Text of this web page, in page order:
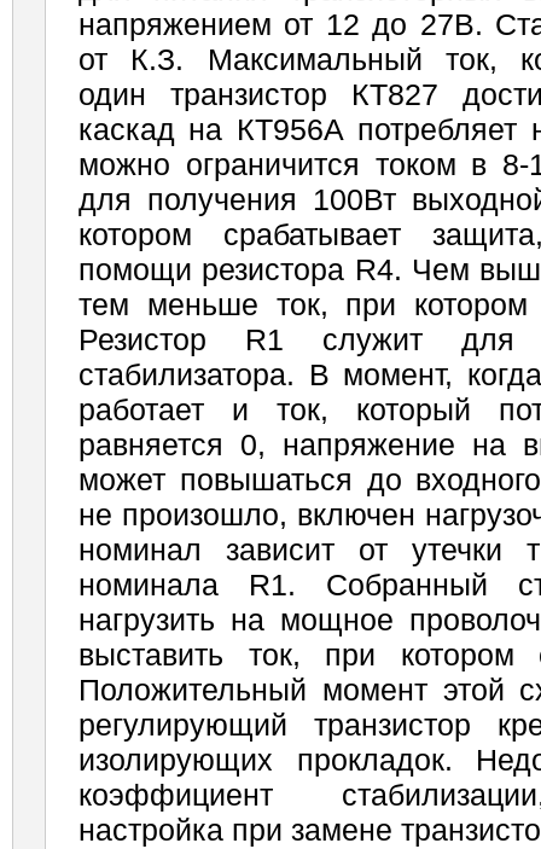
напряжением от 12 до 27В.
от К.З. Максимальный ток,
один транзистор КТ827
каскад на КТ956А потребляет
можно ограничится током в 8-
для получения 100Вт
котором срабатывает
помощи резистора R4. Чем
тем меньше ток, при котором
Резистор R1 служит для
стабилизатора. В момент,
работает и ток, который
равняется 0, напряжение на
может повышаться до
не произошло, включен
номинал зависит от утечки
номинала R1. Собранный
нагрузить на мощное
выставить ток, при котором
Положительный момент этой
регулирующий транзистор
изолирующих прокладок.
коэффициент
настройка при замене